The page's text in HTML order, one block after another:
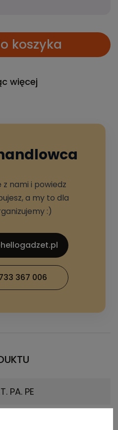
koszyka
więcej
z nami i powiedz
a my to dla
:)
367 006
PA. PE